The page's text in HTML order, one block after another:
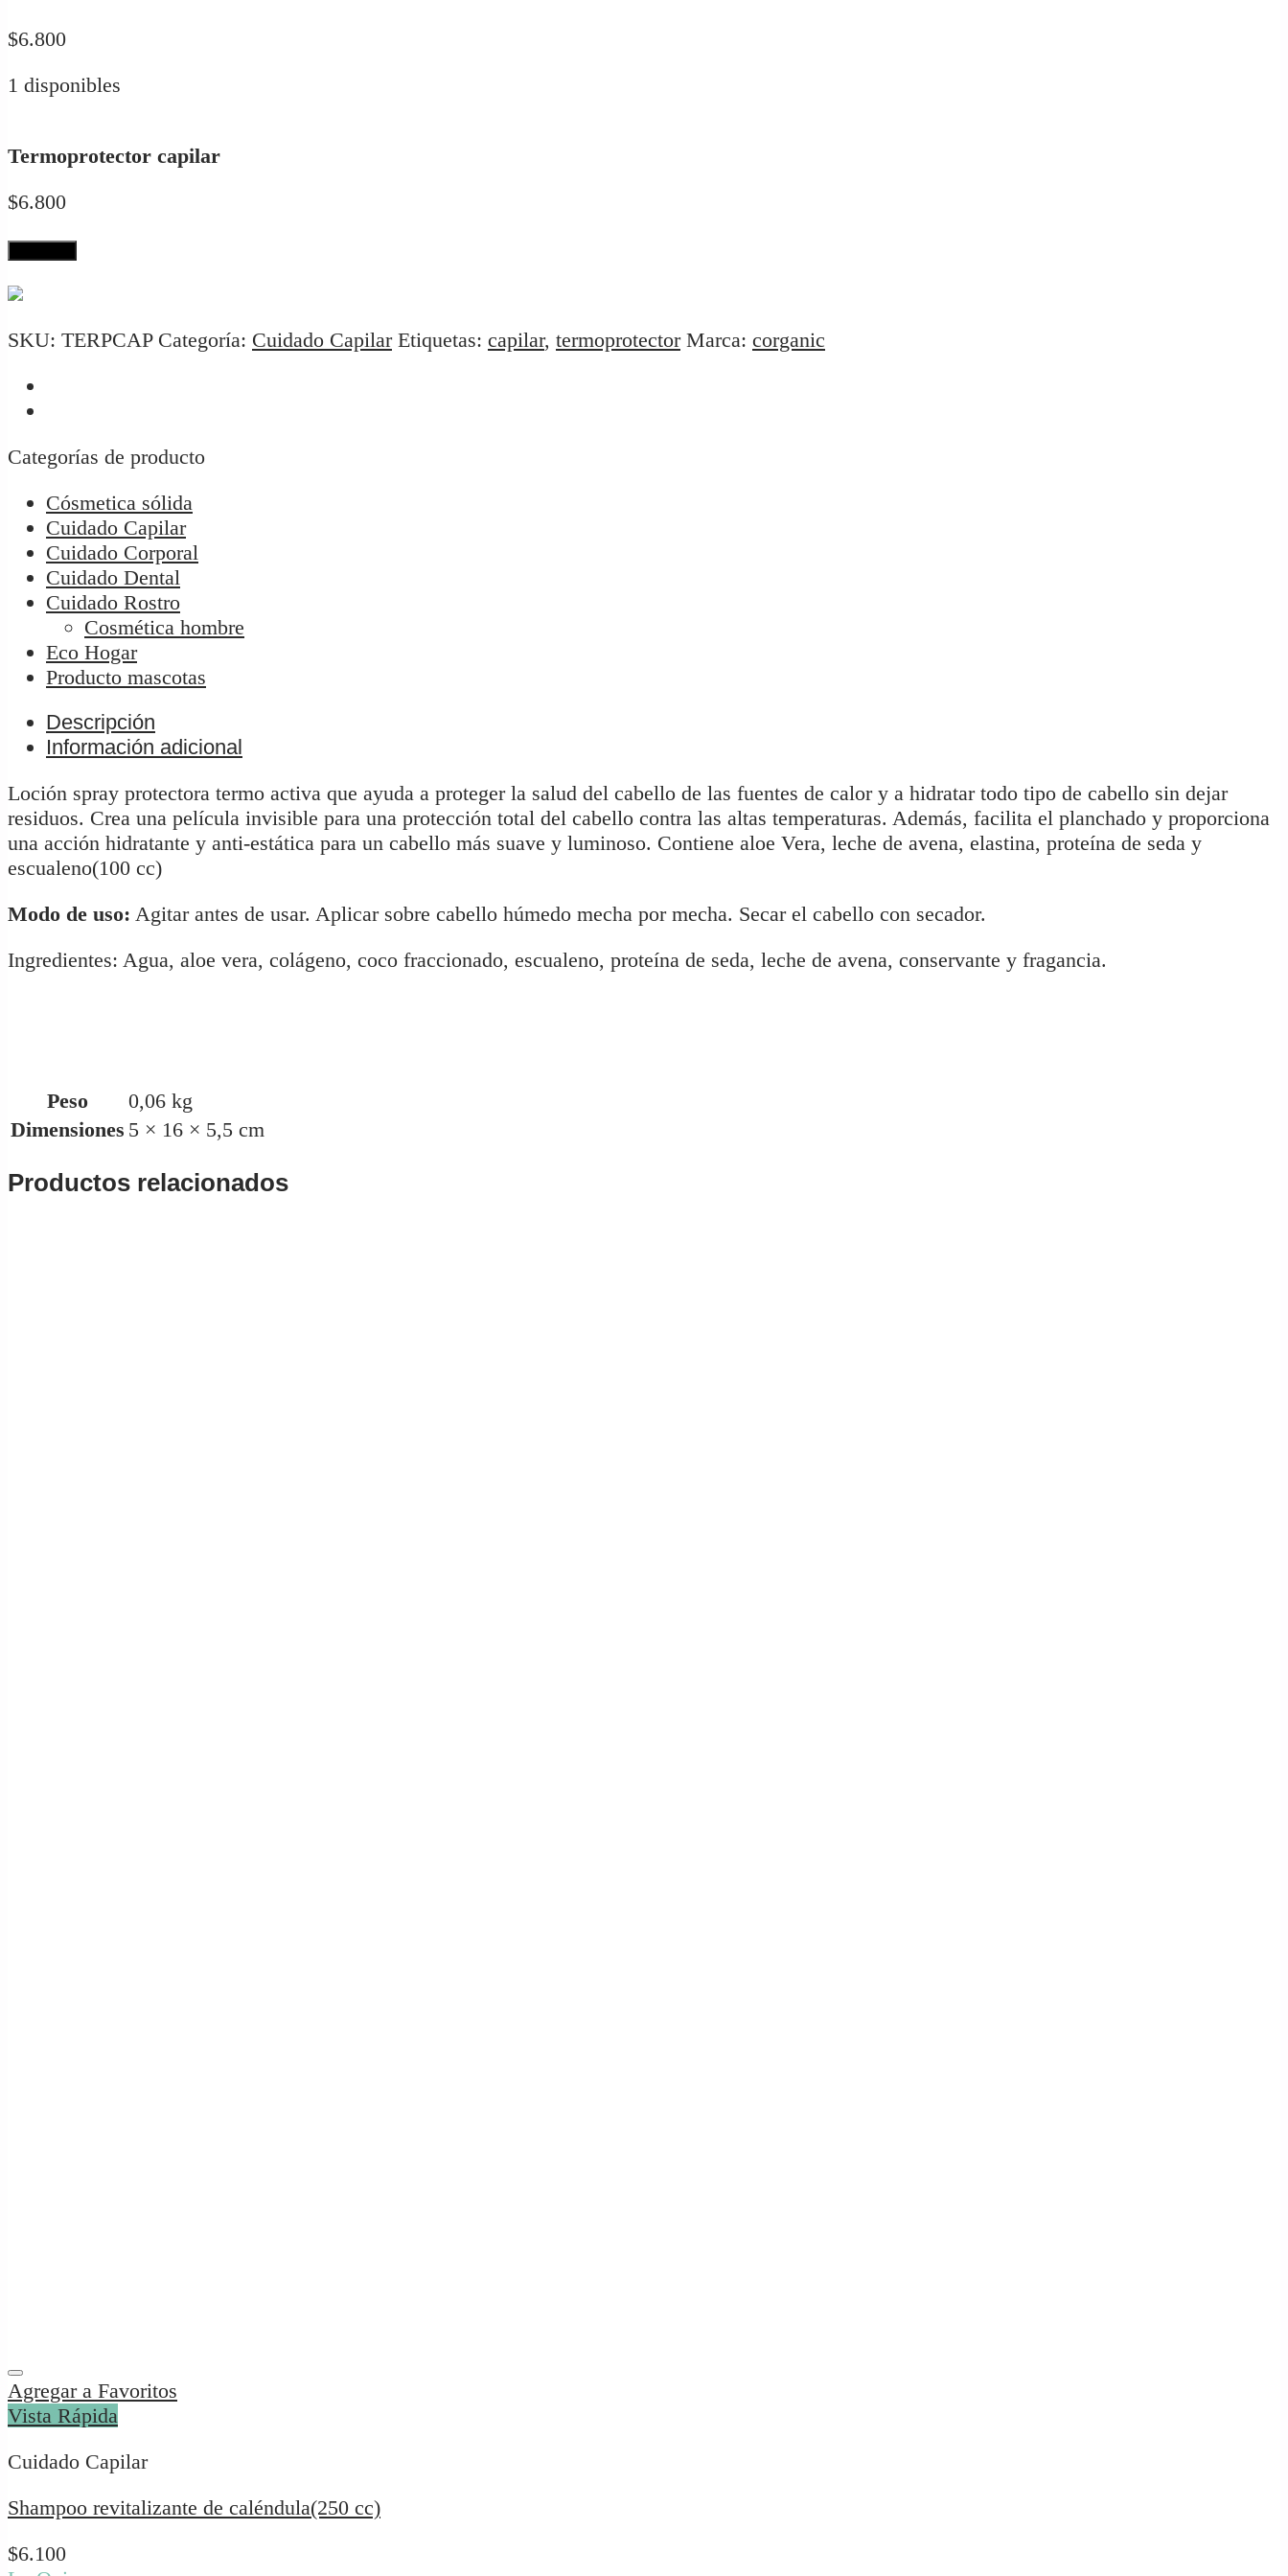
$6.800
1 disponibles
Termoprotector capilar
$6.800
SKU: TERPCAP Categoría: Cuidado Capilar Etiquetas: capilar, termoprotector Marca: corganic
Categorías de producto
Cósmetica sólida
Cuidado Capilar
Cuidado Corporal
Cuidado Dental
Cuidado Rostro
Cosmética hombre
Eco Hogar
Producto mascotas
Descripción
Información adicional
Loción spray protectora termo activa que ayuda a proteger la salud del cabello de las fuentes de calor y a hidratar todo tipo de cabello sin dejar
residuos. Crea una película invisible para una protección total del cabello contra las altas temperaturas. Además, facilita el planchado y proporciona
una acción hidratante y anti-estática para un cabello más suave y luminoso. Contiene aloe Vera, leche de avena, elastina, proteína de seda y
escualeno(100 cc)
Modo de uso: Agitar antes de usar. Aplicar sobre cabello húmedo mecha por mecha. Secar el cabello con secador.
Ingredientes: Agua, aloe vera, colágeno, coco fraccionado, escualeno, proteína de seda, leche de avena, conservante y fragancia.
Peso
0,06 kg
Dimensiones 5 × 16 × 5,5 cm
Productos relacionados
Agregar a Favoritos
Vista Rápida
Cuidado Capilar
Shampoo revitalizante de caléndula(250 cc)
$6.100